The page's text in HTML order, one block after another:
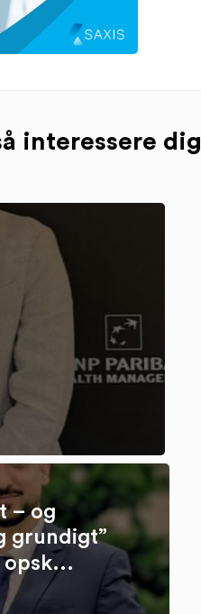
interessere dig
– og
grundigt”
opsk...